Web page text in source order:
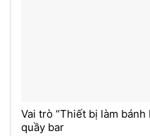
Vai trò “Thiết bị làm
quầy bar